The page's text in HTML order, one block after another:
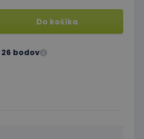
Do košíka
26 bodov